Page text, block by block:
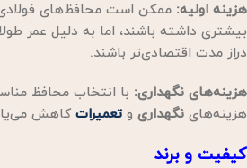
هزینه اولیه: ممکن است محافظ‌های
بیشتری داشته باشند، اما به دلیل عمر
دراز مدت اقتصادی‌تر باشند.
هزینه‌های نگهداری: با انتخاب محافظ
هزینه‌های نگهداری وتعمیرات کاهش
کیفیت و برند